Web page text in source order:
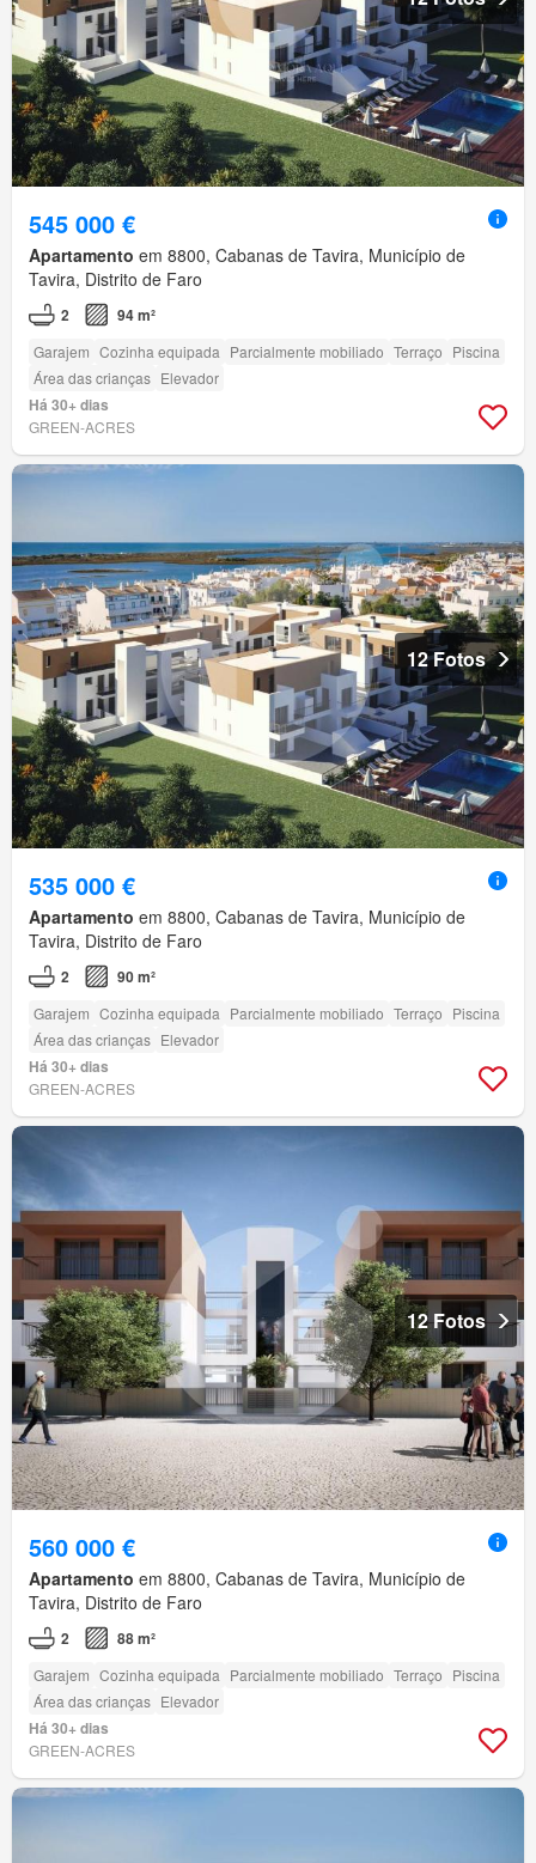
545 000 €
Apartamento em 8800, Cabanas de Tavira, Município de
Tavira, Distrito de Faro
2 94 m²
Garajem Cozinha equipada Parcialmente mobiliado Terraço Piscina
Área das crianças Elevador
Há 30+ dias
GREEN-ACRES
12 Fotos
535 000 €
Apartamento em 8800, Cabanas de Tavira, Município de
Tavira, Distrito de Faro
2 90 m²
Garajem Cozinha equipada Parcialmente mobiliado Terraço Piscina
Área das crianças Elevador
Há 30+ dias
GREEN-ACRES
12 Fotos
560 000 €
Apartamento em 8800, Cabanas de Tavira, Município de
Tavira, Distrito de Faro
2 88 m²
Garajem Cozinha equipada Parcialmente mobiliado Terraço Piscina
Área das crianças Elevador
Há 30+ dias
GREEN-ACRES